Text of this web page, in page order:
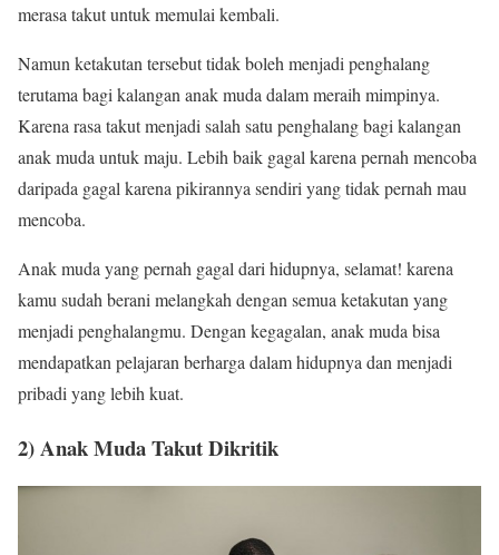
merasa takut untuk memulai kembali.
Namun ketakutan tersebut tidak boleh menjadi penghalang
terutama bagi kalangan anak muda dalam meraih mimpinya.
Karena rasa takut menjadi salah satu penghalang bagi kalangan
anak muda untuk maju. Lebih baik gagal karena pernah mencoba
daripada gagal karena pikirannya sendiri yang tidak pernah mau
mencoba.
Anak muda yang pernah gagal dari hidupnya, selamat! karena
kamu sudah berani melangkah dengan semua ketakutan yang
menjadi penghalangmu. Dengan kegagalan, anak muda bisa
mendapatkan pelajaran berharga dalam hidupnya dan menjadi
pribadi yang lebih kuat.
2) Anak Muda Takut Dikritik